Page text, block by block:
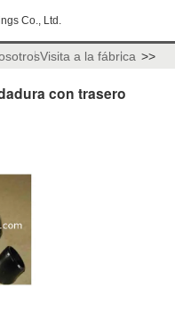
Co., Ltd.
Visita a la fábrica >>
con trasero